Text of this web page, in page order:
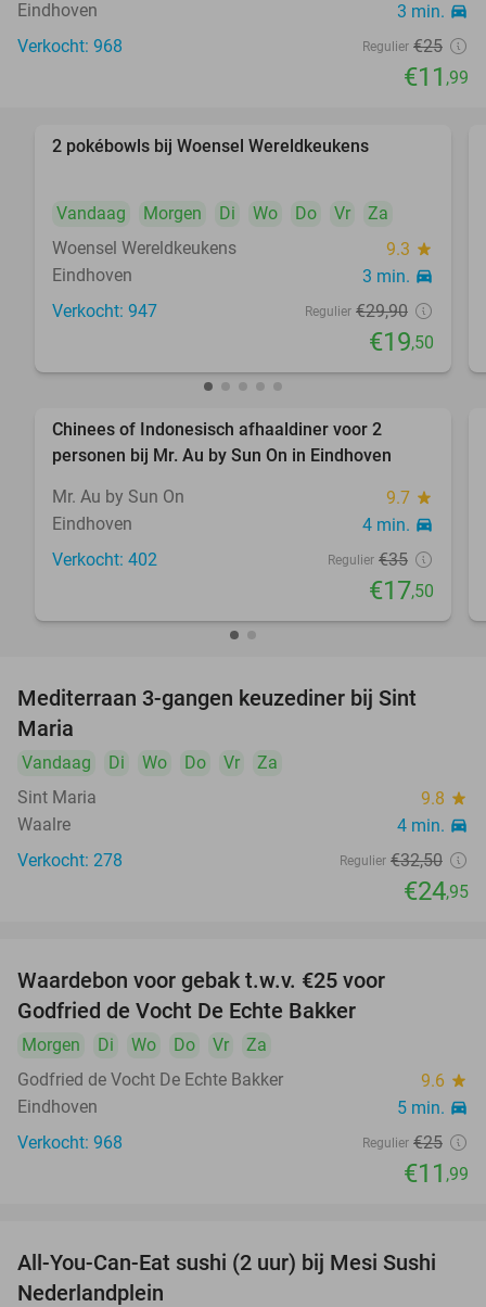
Eindhoven 3 min. directions_car
Verkocht: 968 Regulier €25
€11 ,99
2 pokébowls bij Woensel Wereldkeukens
Vandaag Morgen Di Wo Do Vr
Za
Woensel Wereldkeukens
9.3 star
Eindhoven 3 min. directions_car
Verkocht: 947 Regulier €29,90
€19,50
Chinees of Indonesisch afhaaldiner voor 2
personen bij Mr. Au by Sun On in Eindhoven
Mr. Au by Sun On
9.7 star
Eindhoven 4 min. directions_car
Verkocht: 402 Regulier €35
€17,50
Mediterraan 3-gangen keuzediner bij Sint
Maria
Vandaag Di Wo Do Vr
Za
Sint Maria
9.8 star
Waalre 4 min. directions_car
Verkocht: 278 Regulier €32,50
€24,95
Waardebon voor gebak t.w.v. €25 voor
Godfried de Vocht De Echte Bakker
Morgen Di Wo Do Vr
Za
Godfried de Vocht De Echte Bakker
9.6 star
Eindhoven 5 min. directions_car
Verkocht: 968 Regulier €25
€11 ,99
21%
All-You-Can-Eat sushi (2 uur) bij Mesi Sushi
Nederlandplein